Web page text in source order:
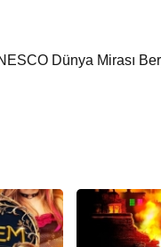
Dünya Mirası